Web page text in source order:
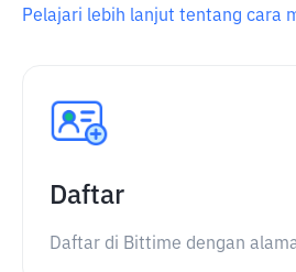
Pelajari lebih lanjut tentang cara
Daftar
Daftar di Bittime dengan